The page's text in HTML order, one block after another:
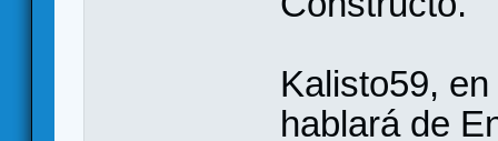
Kalisto59,
hablará de